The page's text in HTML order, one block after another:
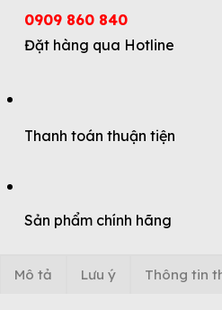
0909 860 840
Đặt hàng qua Hotline
Thanh toán thuận tiện
Sản phẩm chính hãng
Mô tả Lưu ý Thông tin